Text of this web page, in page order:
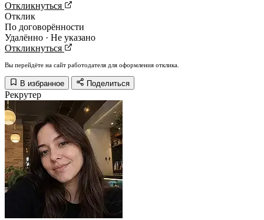
Откликнуться
Отклик
По договорённости
Удалённо · Не указано
Откликнуться
Вы перейдёте на сайт работодателя для оформления отклика.
В избранное Поделиться
Рекрутер